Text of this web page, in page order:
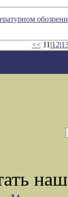
<<11|12|